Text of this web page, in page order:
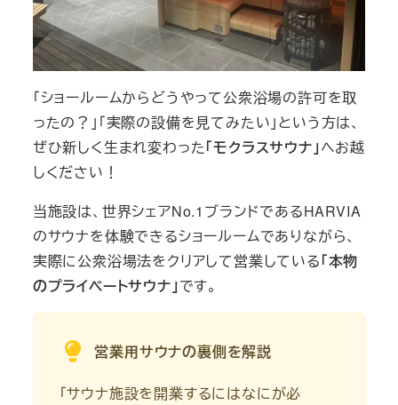
「ショールームからどうやって公衆浴場の許可を取
ったの？」「実際の設備を見てみたい」という方は、
ぜひ新しく生まれ変わった「モクラスサウナ」へお越
しください！
当施設は、世界シェアNo.1ブランドであるHARVIA
のサウナを体験できるショールームでありながら、
実際に公衆浴場法をクリアして営業している「本物
のプライベートサウナ」です。
営業用サウナの裏側を解説
「サウナ施設を開業するにはなにが必